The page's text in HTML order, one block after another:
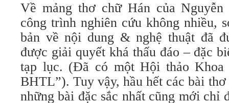
Về mảng thơ chữ Hán của
công trình nghiên cứu không nhiều,
bản về nội dung & nghệ thuật đã
được giải quyết khá thấu đáo – đặc
tạp lục. (Đã có một Hội thảo Khoa
BHTL”). Tuy vậy, hầu hết các bài
những bài đặc sắc nhất cũng mới chỉ